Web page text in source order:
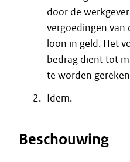
door de
vergoedingen van
loon in geld. Het
bedrag dient tot
te worden
Idem.
Beschouwing